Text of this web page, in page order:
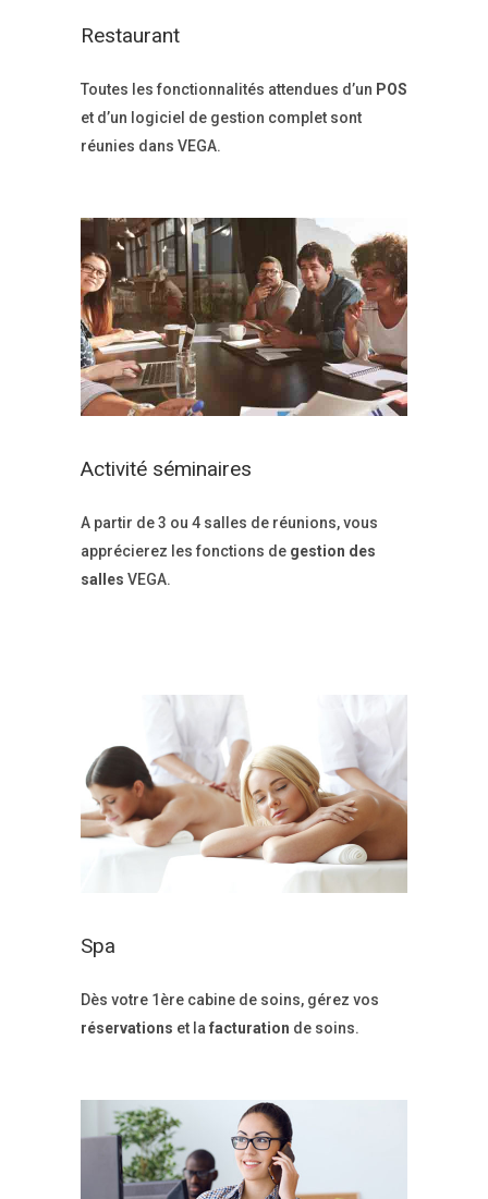
Restaurant
Toutes les fonctionnalités attendues d’un POS
et d’un logiciel de gestion complet sont
réunies dans VEGA.
Activité séminaires
A partir de 3 ou 4 salles de réunions, vous
apprécierez les fonctions de gestion des
salles VEGA.
Spa
Dès votre 1ère cabine de soins, gérez vos
réservations et la facturation de soins.